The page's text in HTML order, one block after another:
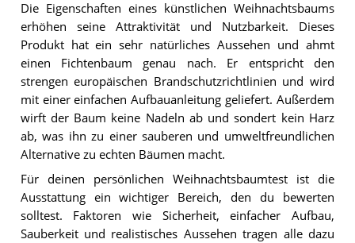
Die Eigenschaften eines künstlichen Weihnachtsbaums
erhöhen seine Attraktivität und Nutzbarkeit. Dieses
Produkt hat ein sehr natürliches Aussehen und ahmt
einen Fichtenbaum genau nach. Er entspricht den
strengen europäischen Brandschutzrichtlinien und wird
mit einer einfachen Aufbauanleitung geliefert. Außerdem
wirft der Baum keine Nadeln ab und sondert kein Harz
ab, was ihn zu einer sauberen und umweltfreundlichen
Alternative zu echten Bäumen macht.
Für deinen persönlichen Weihnachtsbaumtest ist die
Ausstattung ein wichtiger Bereich, den du bewerten
solltest. Faktoren wie Sicherheit, einfacher Aufbau,
Sauberkeit und realistisches Aussehen tragen alle dazu